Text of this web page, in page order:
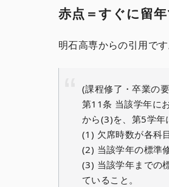
赤点＝すぐに留
明石高専からの引用です
(課程修了・卒業の
第11条 当該学年に
から(3)を、第5学年
(1) 欠席時数が各科
(2) 当該学年の標準
(3) 当該学年までの
ていること。